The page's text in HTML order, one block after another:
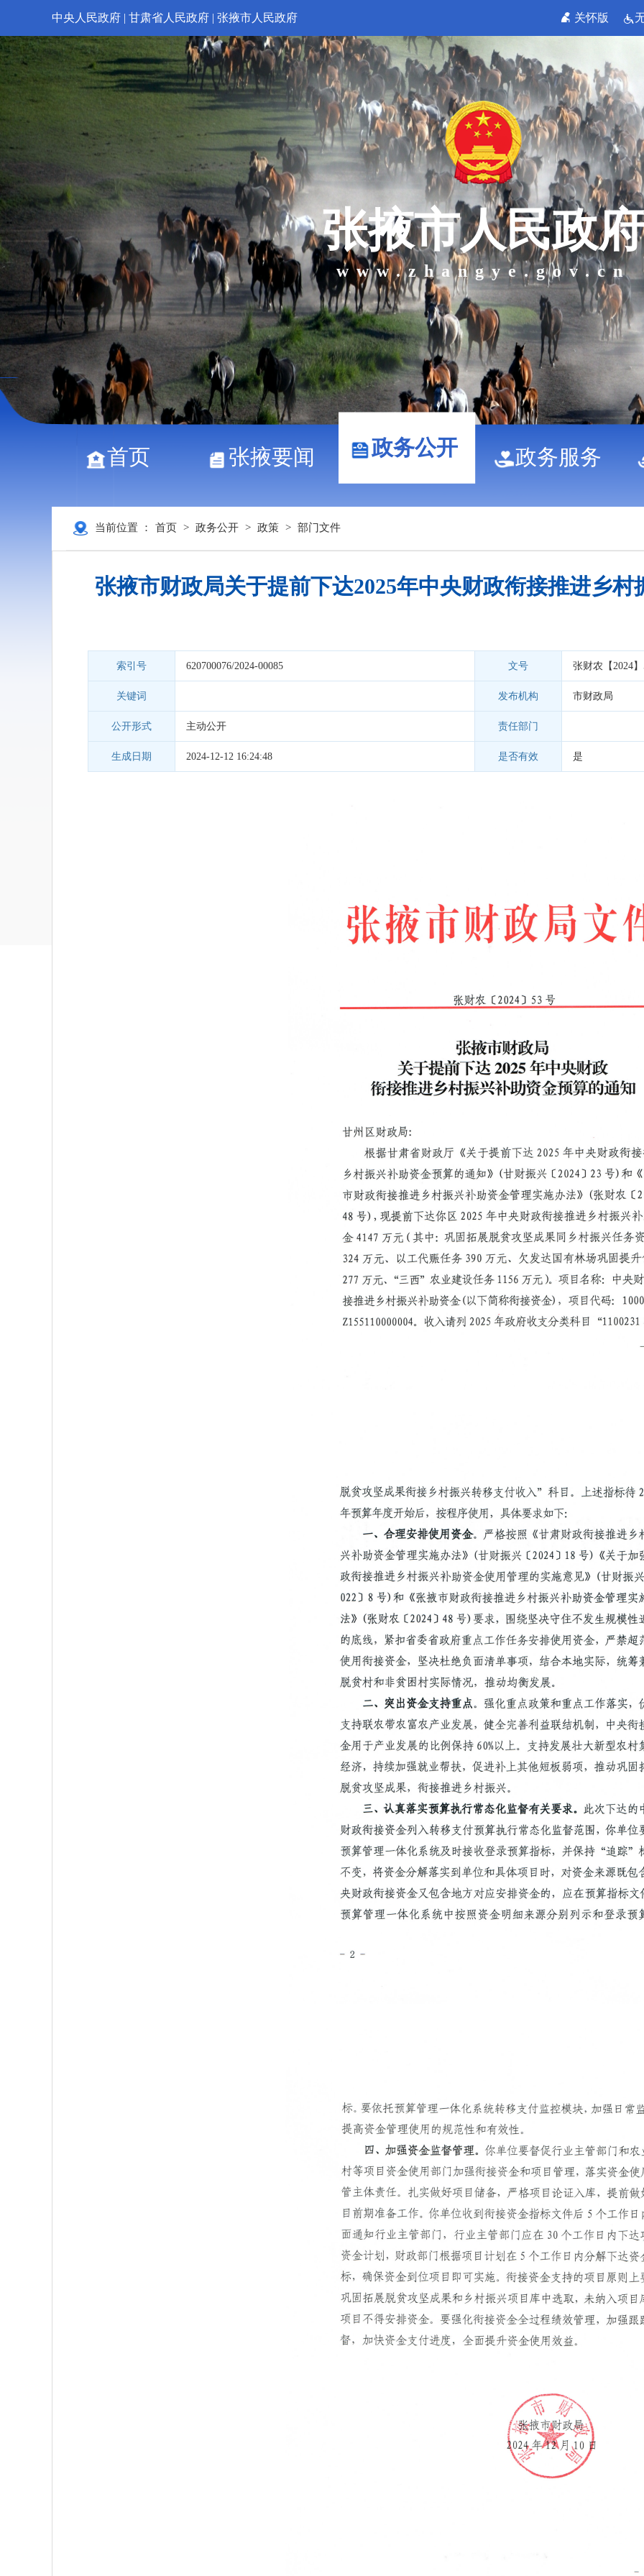
中央人民政府 | 甘肃省人民政府 | 张掖市人民政府 关怀版
张掖市人民政府
www.zhangye.gov.cn
首页 张掖要闻 政务公开 政务服务
当前位置 ： 首页 > 政务公开 > 政策 > 部门文件
张掖市财政局关于提前下达2025年中央财政衔接推进乡
索引号 620700076/2024-00085 文号 张财农【2024
关键词 发布机构 市财政局
公开形式 主动公开 责任部门
生成日期 2024-12-12 16:24:48 是否有效 是